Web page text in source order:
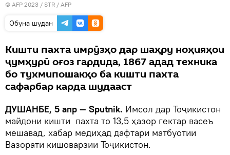
© AFP 2023 / STR / AFP
Обуна шудан
Кишти пахта имрӯзҳо дар шаҳру ноҳияҳои
ҷумҳурӣ оғоз гардида, 1867 адад техника
бо тухмипошакҳо ба кишти пахта
сафарбар карда шудааст
ДУШАНБЕ, 5 апр — Sputnik. Имсол дар Тоҷикистон
майдони кишти пахта то 13,5 ҳазор гектар васеъ
мешавад, хабар медиҳад дафтари матбуотии
Вазорати кишоварзии Тоҷикистон.